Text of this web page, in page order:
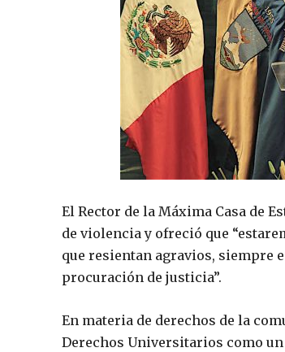
El Rector de la Máxima Casa de
de violencia y ofreció que
que resientan agravios, siempre
procuración de justicia”.
En materia de derechos de la
Derechos Universitarios como